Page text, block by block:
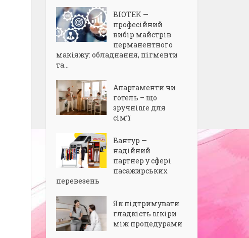
BIOTEK —
професійний
вибір майстрів
перманентного
макіяжу: обладнання, пігменти
та...
Апартаменти чи
готель – що
зручніше для
сім’ї
Вантур —
надійний
партнер у сфері
пасажирських
перевезень
Як підтримувати
гладкість шкіри
між процедурами